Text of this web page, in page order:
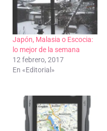
Japón, Malasia o Escocia:
lo mejor de la semana
12 febrero, 2017
En «Editorial»